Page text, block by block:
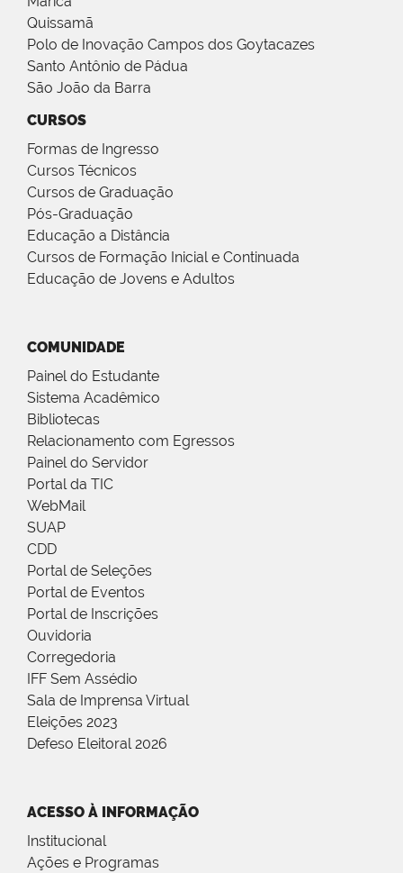
Quissamã
Polo de Inovação Campos dos Goytacazes
Santo Antônio de Pádua
São João da Barra
CURSOS
Formas de Ingresso
Cursos Técnicos
Cursos de Graduação
Pós-Graduação
Educação a Distância
Cursos de Formação Inicial e Continuada
Educação de Jovens e Adultos
COMUNIDADE
Painel do Estudante
Sistema Acadêmico
Bibliotecas
Relacionamento com Egressos
Painel do Servidor
Portal da TIC
WebMail
SUAP
CDD
Portal de Seleções
Portal de Eventos
Portal de Inscrições
Ouvidoria
Corregedoria
IFF Sem Assédio
Sala de Imprensa Virtual
Eleições 2023
Defeso Eleitoral 2026
ACESSO À INFORMAÇÃO
Institucional
Ações e Programas